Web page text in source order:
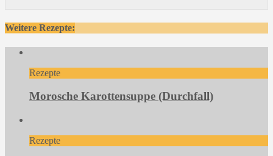
Weitere Rezepte:
Rezepte
Morosche Karottensuppe (Durchfall)
Rezepte